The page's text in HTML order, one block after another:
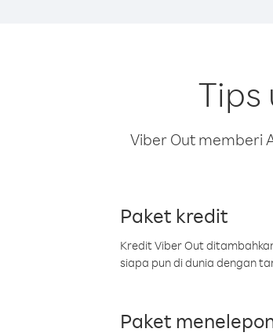
Tips
Viber Out memberi
Paket kredit
Kredit Viber Out
siapa pun di dunia dengan
Paket